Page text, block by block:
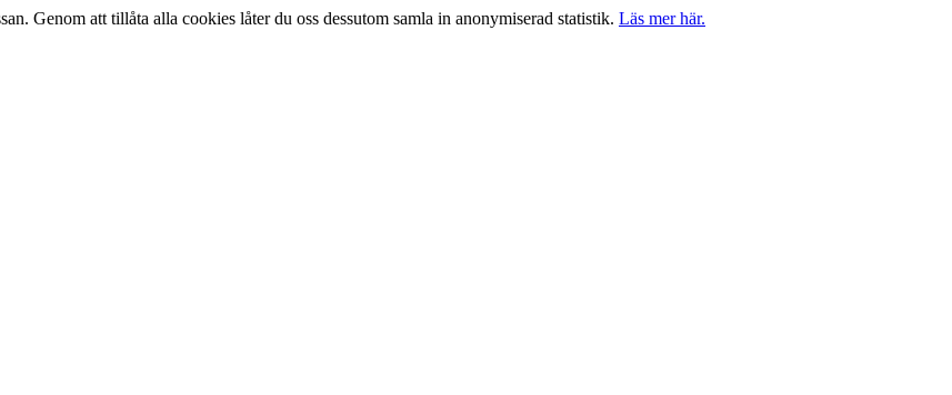
Genom att tillåta alla cookies låter du oss dessutom samla in anonymiserad statistik. Läs mer här.